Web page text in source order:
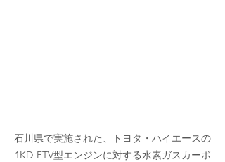
石川県で実施された、トヨタ・ハイエースの
1KD-FTV型エンジンに対する水素ガスカーボ